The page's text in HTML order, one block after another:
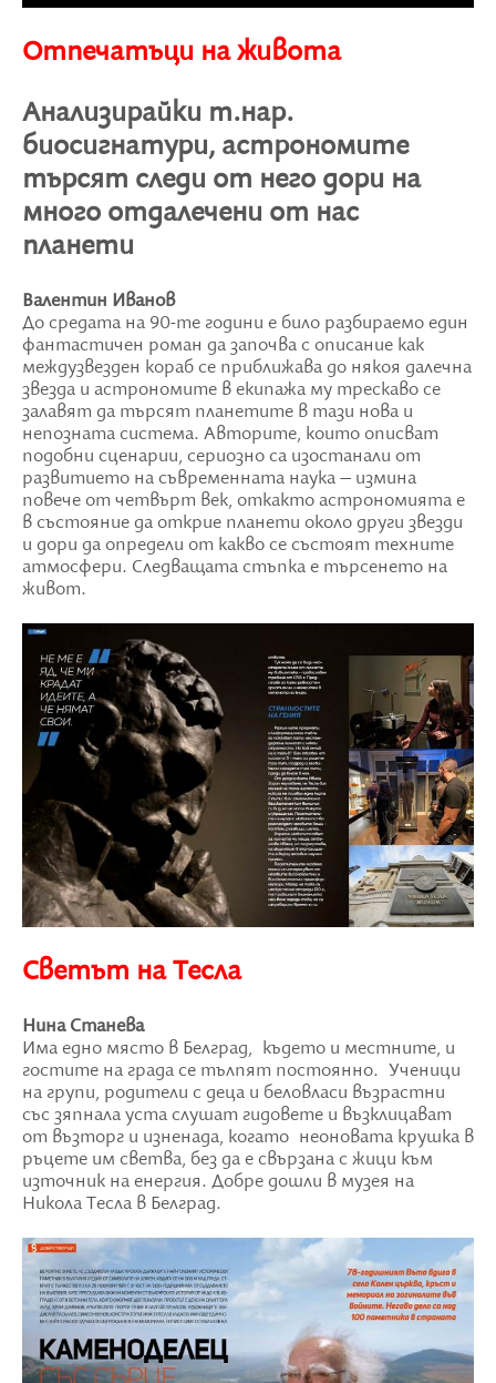
Отпечатъци на живота
Анализирайки т.нар.
биосигнатури, астрономите
търсят следи от него дори на
много отдалечени от нас
планети
Валентин Иванов
До средата на 90-те години е било разбираемо един
фантастичен роман да започва с описание как
междузвезден кораб се приближава до някоя далечна
звезда и астрономите в екипажа му трескаво се
залавят да търсят планетите в тази нова и
непозната система. Авторите, които описват
подобни сценарии, сериозно са изостанали от
развитието на съвременната наука – измина
повече от четвърт век, откакто астрономията е
в състояние да открие планети около други звезди
и дори да определи от какво се състоят техните
атмосфери. Следващата стъпка е търсенето на
живот.
Светът на Тесла
Нина Станева
Има едно място в Белград, където и местните, и
гостите на града се тълпят постоянно. Ученици
на групи, родители с деца и беловласи възрастни
със зяпнала уста слушат гидовете и възклицават
от възторг и изненада, когато неоновата крушка в
ръцете им светва, без да е свързана с жици към
източник на енергия. Добре дошли в музея на
Никола Тесла в Белград.